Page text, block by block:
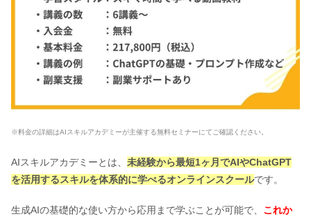
※料金の詳細はAIスキルアカデミーが主催する無料セミナーにてご確認ください。
AIスキルアカデミーとは、 未経験から最短1ヶ月でAIやChatGPT
を活用するスキルを体系的に学べるオンラインスクールです。
生成AIの基礎的な使い方から応用まで学ぶことが可能で、 これか